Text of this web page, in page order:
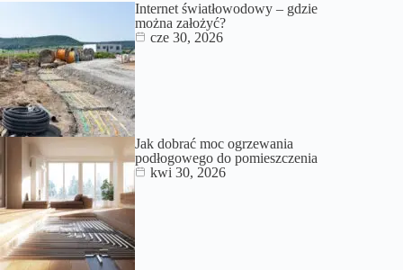
Internet światłowodowy – gdzie
można założyć?
cze 30, 2026
Jak dobrać moc ogrzewania
podłogowego do pomieszczenia
kwi 30, 2026